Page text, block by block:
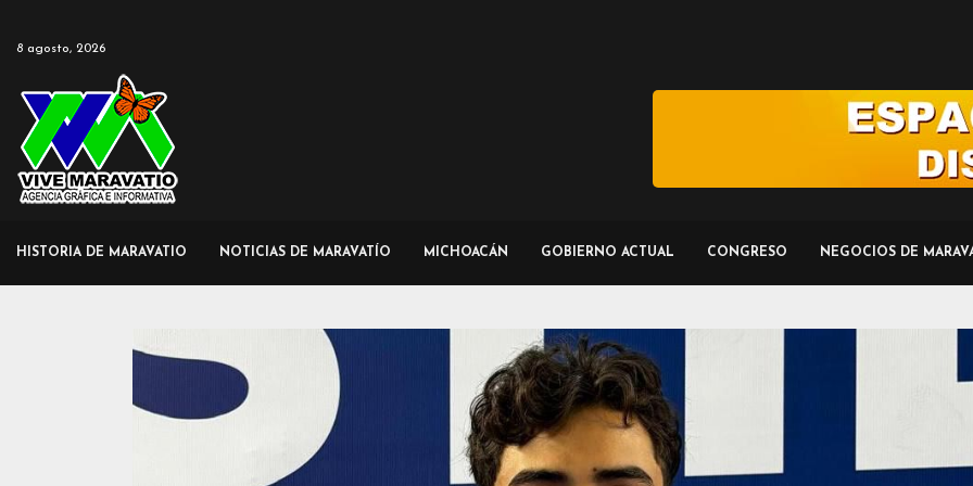
8 agosto, 2026
HISTORIA DE MARAVATIO NOTICIAS DE MARAVATÍO MICHOACÁN GOBIERNO ACTUAL CONGRESO NEGOCIOS DE